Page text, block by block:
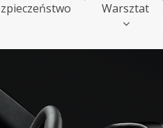
Warsztat